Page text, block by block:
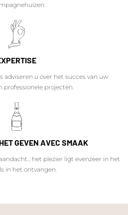
adviseren u over het succes van uw
professionele projecten.
GEVEN AVEC SMAAK
het plezier ligt evenzeer in het
in het ontvangen.